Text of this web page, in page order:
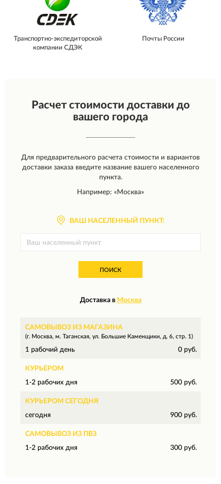
Транспортно-экспедиторской
компании СДЭК
Почты России
Расчет стоимости доставки до
вашего города
Для предварительного расчета стоимости и вариантов
доставки заказа введите название вашего населенного
пункта.
Например: «Москва»
ВАШ НАСЕЛЕННЫЙ ПУНКТ:
ПОИСК
Доставка в Москва
САМОВЫВОЗ ИЗ МАГАЗИНА
(г. Москва, м. Таганская, ул. Большие Каменщики, д. 6, стр. 1)
1 рабочий день 0 руб.
КУРЬЕРОМ
1-2 рабочих дня
500 руб.
КУРЬЕРОМ СЕГОДНЯ
сегодня
900 руб.
САМОВЫВОЗ ИЗ ПВЗ
1-2 рабочих дня
300 руб.